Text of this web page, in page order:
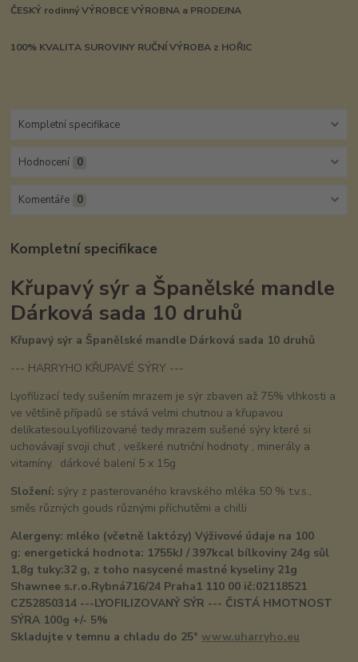
ČESKÝ rodinný VÝROBCE VÝROBNA a PRODEJNA
100% KVALITA SUROVINY RUČNÍ VÝROBA z HOŘIC
Kompletní specifikace
Hodnocení 0
Komentáře 0
Kompletní specifikace
Křupavý sýr a Španělské mandle
Dárková sada 10 druhů
Křupavý sýr a Španělské mandle Dárková sada 10 druhů
--- HARRYHO KŘUPAVÉ SÝRY ---
Lyofilizací tedy sušením mrazem je sýr zbaven až 75% vlhkosti a
ve většině případů se stává velmi chutnou a křupavou
delikatesou.Lyofilizované tedy mrazem sušené sýry které si
uchovávají svoji chuť , veškeré nutriční hodnoty , minerály a
vitamíny. dárkové balení 5 x 15g
Složení: sýry z pasterovaného kravského mléka 50 % t.v.s.,
směs různých gouds různými příchutěmi a chilli
Alergeny: mléko (včetně laktózy) Výživové údaje na 100
g: energetická hodnota: 1755kJ / 397kcal bílkoviny 24g sůl
1,8g tuky:32 g, z toho nasycené mastné kyseliny 21g
Shawnee s.r.o.Rybná716/24 Praha1 110 00 ič:02118521
CZ52850314 ---LYOFILIZOVANÝ SÝR --- ČISTÁ HMOTNOST
SÝRA 100g +/- 5%
Skladujte v temnu a chladu do 25°www.uharryho.eu